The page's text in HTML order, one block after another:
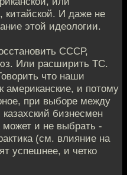
китайской. И даже не
этой идеологии.
СССР,
Или расширить ТС.
что наши
американские, и потому
при выборе между
бизнесмен
и не выбрать -
(см. влияние на
успешнее, и четко